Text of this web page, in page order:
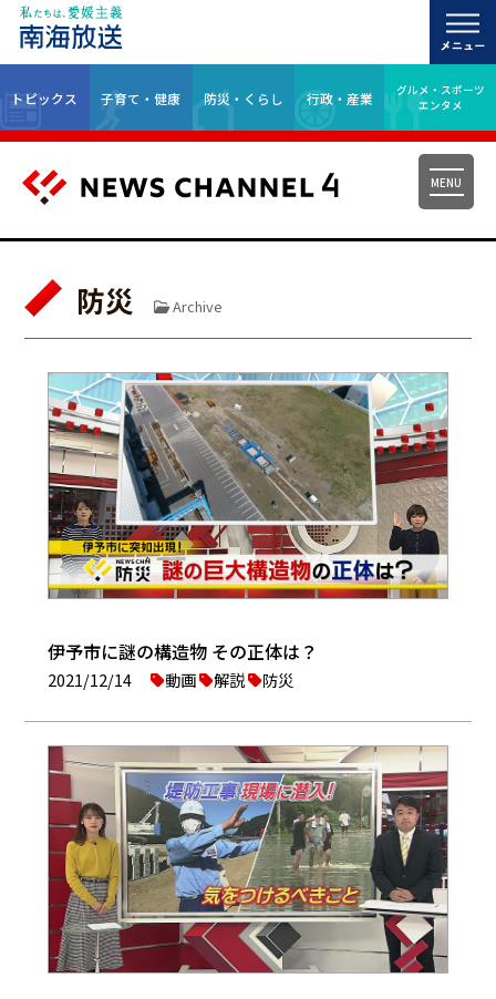
トピックス 子育て・健康 防災・くらし 行政・産業
グルメ・スポーツ
エンタメ
MENU
防災 Archive
伊予市に謎の構造物 その正体は？
2021/12/14 動画 解説 防災